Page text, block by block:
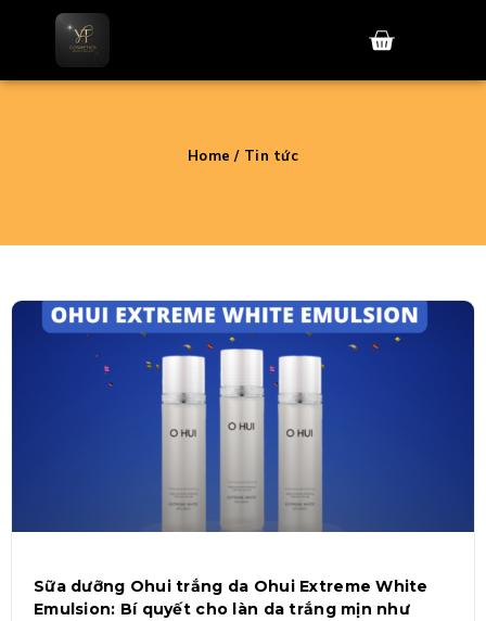
content
Home / Tin tức
Sữa dưỡng Ohui trắng da Ohui Extreme White
Emulsion: Bí quyết cho làn da trắng mịn như